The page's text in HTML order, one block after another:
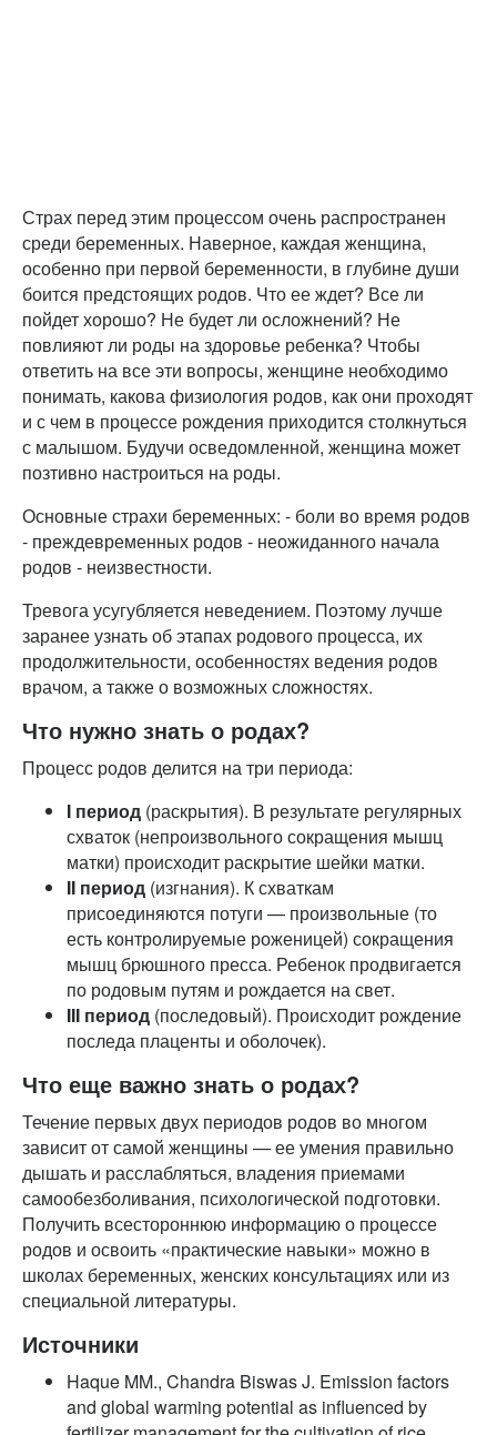
Страх перед этим процессом очень распространен
среди беременных. Наверное, каждая женщина,
особенно при первой беременности, в глубине души
боится предстоящих родов. Что ее ждет? Все ли
пойдет хорошо? Не будет ли осложнений? Не
повлияют ли роды на здоровье ребенка? Чтобы
ответить на все эти вопросы, женщине необходимо
понимать, какова физиология родов, как они проходят
и с чем в процессе рождения приходится столкнуться
с малышом. Будучи осведомленной, женщина может
позтивно настроиться на роды.
Основные страхи беременных: - боли во время родов
- преждевременных родов - неожиданного начала
родов - неизвестности.
Тревога усугубляется неведением. Поэтому лучше
заранее узнать об этапах родового процесса, их
продолжительности, особенностях ведения родов
врачом, а также о возможных сложностях.
Что нужно знать о родах?
Процесс родов делится на три периода:
I период (раскрытия). В результате регулярных
схваток (непроизвольного сокращения мышц
матки) происходит раскрытие шейки матки.
II период (изгнания). К схваткам
присоединяются потуги — произвольные (то
есть контролируемые роженицей) сокращения
мышц брюшного пресса. Ребенок продвигается
по родовым путям и рождается на свет.
III период (последовый). Происходит рождение
последа плаценты и оболочек).
Что еще важно знать о родах?
Течение первых двух периодов родов во многом
зависит от самой женщины — ее умения правильно
дышать и расслабляться, владения приемами
самообезболивания, психологической подготовки.
Получить всестороннюю информацию о процессе
родов и освоить «практические навыки» можно в
школах беременных, женских консультациях или из
специальной литературы.
Источники
Haque MM., Chandra Biswas J. Emission factors
and global warming potential as influenced by